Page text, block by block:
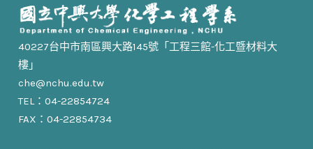
40227台中市南區興大路145號「工程三館-化工暨材料大
樓」
che@nchu.edu.tw
TEL：04-22854724
FAX：04-22854734